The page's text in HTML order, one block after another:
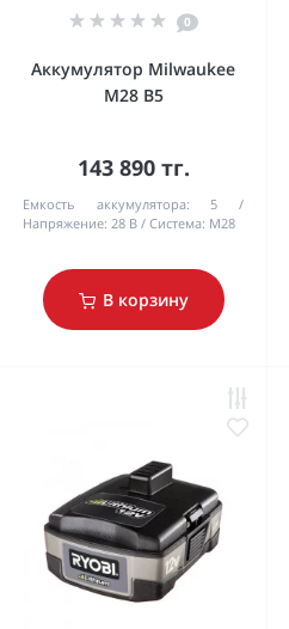
0
Аккумулятор Milwaukee
M28 B5
143 890 тг.
Емкость аккумулятора:
5
Напряжение: 28 В Система: M28
В корзину